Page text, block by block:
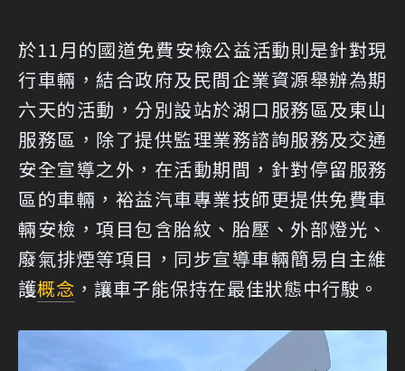
於11月的國道免費安檢公益活動則是針對現
行車輛，結合政府及民間企業資源舉辦為期
六天的活動，分別設站於湖口服務區及東山
服務區，除了提供監理業務諮詢服務及交通
安全宣導之外，在活動期間，針對停留服務
區的車輛，裕益汽車專業技師更提供免費車
輛安檢，項目包含胎紋、胎壓、外部燈光、
廢氣排煙等項目，同步宣導車輛簡易自主維
護概念 ，讓車子能保持在最佳狀態中行駛。